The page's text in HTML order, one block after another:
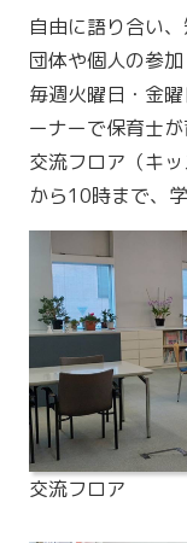
自由に語り合い
団体や個人の参加
毎週火曜日・金
ーナーで保育士が
交流フロア（キ
から10時まで、
交流フロア